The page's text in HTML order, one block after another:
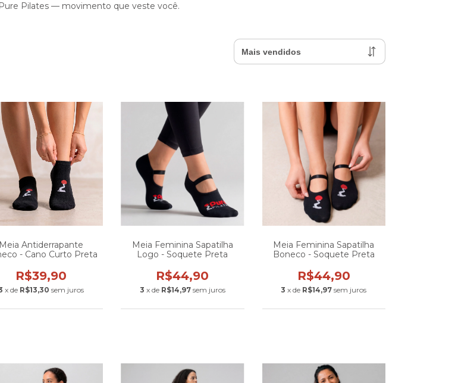
Pilates — movimento que veste você.
Meia Antiderrapante
- Cano Curto Preta
R$39,90
x de R$13,30 sem juros
Meia Feminina Sapatilha
Logo - Soquete Preta
R$44,90
3 x de R$14,97 sem juros
Meia Feminina Sapatilha
Boneco - Soquete Preta
R$44,90
3 x de R$14,97 sem juros